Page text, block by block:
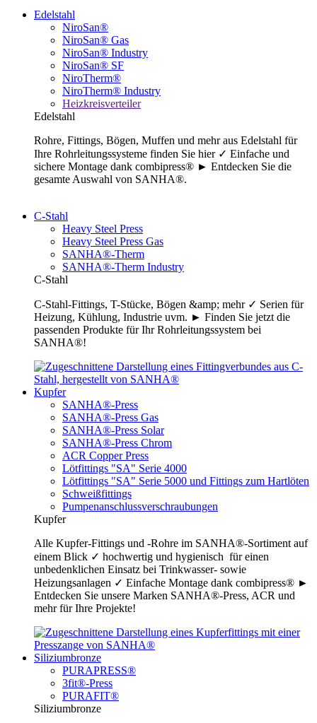
Edelstahl
NiroSan®
NiroSan® Gas
NiroSan® Industry
NiroSan® SF
NiroTherm®
NiroTherm® Industry
Heizkreisverteiler
Edelstahl
Rohre, Fittings, Bögen, Muffen und mehr aus Edelstahl für
Ihre Rohrleitungssysteme finden Sie hier ✓ Einfache und
sichere Montage dank combipress® ► Entdecken Sie die
gesamte Auswahl von SANHA®.
C-Stahl
Heavy Steel Press
Heavy Steel Press Gas
SANHA®-Therm
SANHA®-Therm Industry
C-Stahl
C-Stahl-Fittings, T-Stücke, Bögen &amp; mehr ✓ Serien für
Heizung, Kühlung, Industrie uvm. ► Finden Sie jetzt die
passenden Produkte für Ihr Rohrleitungssystem bei
SANHA®!
Kupfer
SANHA®-Press
SANHA®-Press Gas
SANHA®-Press Solar
SANHA®-Press Chrom
ACR Copper Press
Lötfittings "SA" Serie 4000
Lötfittings "SA" Serie 5000 und Fittings zum Hartlöten
Schweißfittings
Pumpenanschlussverschraubungen
Kupfer
Alle Kupfer-Fittings und -Rohre im SANHA®-Sortiment auf
einem Blick ✓ hochwertig und hygienisch für einen
unbedenklichen Einsatz bei Trinkwasser- sowie
Heizungsanlagen ✓ Einfache Montage dank combipress® ►
Entdecken Sie unsere Marken SANHA®-Press, ACR und
mehr für Ihre Projekte!
Siliziumbronze
PURAPRESS®
3fit®-Press
PURAFIT®
Siliziumbronze